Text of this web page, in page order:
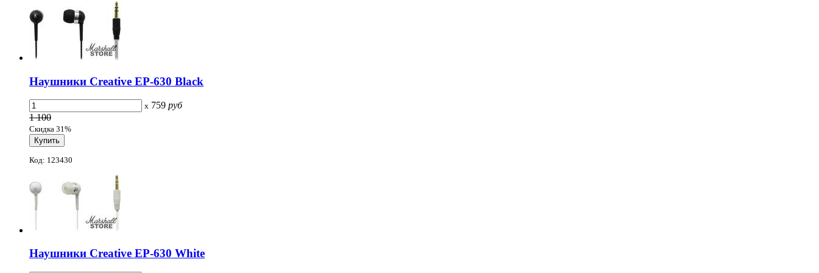
Наушники Creative EP-630 Black
x 759 руб
1 100
Скидка 31%
Код: 123430
Наушники Creative EP-630 White